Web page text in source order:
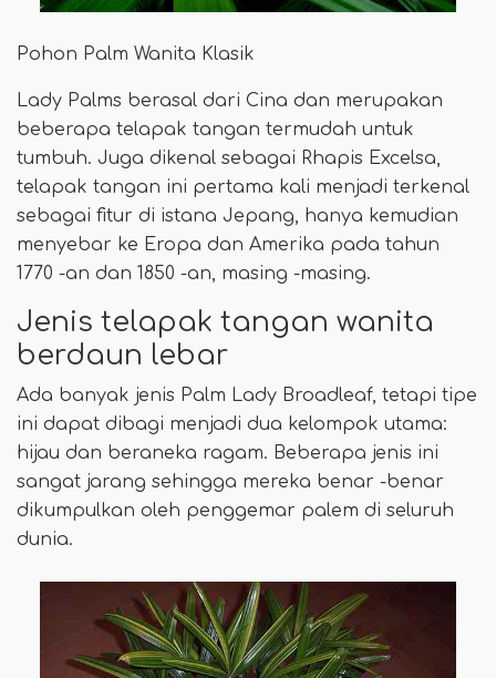
Pohon Palm Wanita Klasik
Lady Palms berasal dari Cina dan merupakan
beberapa telapak tangan termudah untuk
tumbuh. Juga dikenal sebagai Rhapis Excelsa,
telapak tangan ini pertama kali menjadi terkenal
sebagai fitur di istana Jepang, hanya kemudian
menyebar ke Eropa dan Amerika pada tahun
1770 -an dan 1850 -an, masing -masing.
Jenis telapak tangan wanita
berdaun lebar
Ada banyak jenis Palm Lady Broadleaf, tetapi tipe
ini dapat dibagi menjadi dua kelompok utama:
hijau dan beraneka ragam. Beberapa jenis ini
sangat jarang sehingga mereka benar -benar
dikumpulkan oleh penggemar palem di seluruh
dunia.